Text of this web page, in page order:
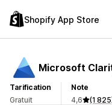
Shopify App Store
Microsoft
Tarification
Gratuit
Note
4,6
(1